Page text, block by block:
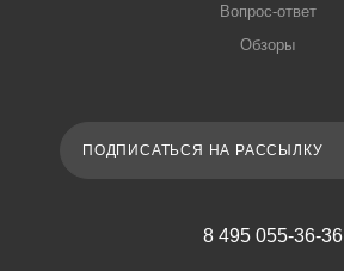
Вопрос-ответ
Обзоры
ПОДПИСАТЬСЯ НА РАССЫЛКУ
8 495 055-36-36